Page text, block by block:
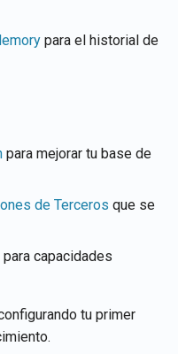
para el historial de
para mejorar tu base de
de Terceros que se
para capacidades
tu primer